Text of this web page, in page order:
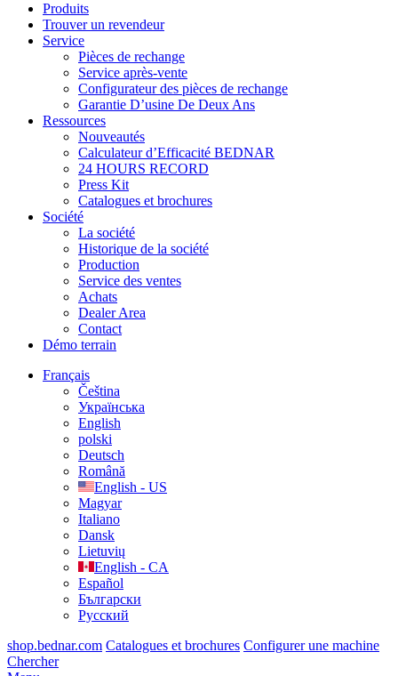
Produits
Trouver un revendeur
Service
Pièces de rechange
Service après-vente
Configurateur des pièces de rechange
Garantie D’usine De Deux Ans
Ressources
Nouveautés
Calculateur d’Efficacité BEDNAR
24 HOURS RECORD
Press Kit
Catalogues et brochures
Société
La société
Historique de la société
Production
Service des ventes
Achats
Dealer Area
Contact
Démo terrain
Français
Čeština
Українська
English
polski
Deutsch
Română
English - US
Magyar
Italiano
Dansk
Lietuvių
English - CA
Español
Български
Русский
shop.bednar.com Catalogues et brochures Configurer une machine
Chercher